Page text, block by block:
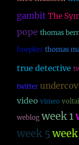
gambit The
pope thomas
hoepker thomas
true detective
twitter
video vimeo
weblog week 1
week 5